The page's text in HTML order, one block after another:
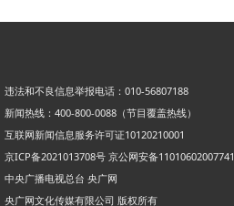
违法和不良信息举报电话：010-56807188
新闻热线：400-800-0088（节目覆盖热线）
互联网新闻信息服务许可证10120210001
京ICP备2021013708号 京公网安备11010602007741
中央广播电视总台 央广网
央广网文化传媒有限公司 版权所有